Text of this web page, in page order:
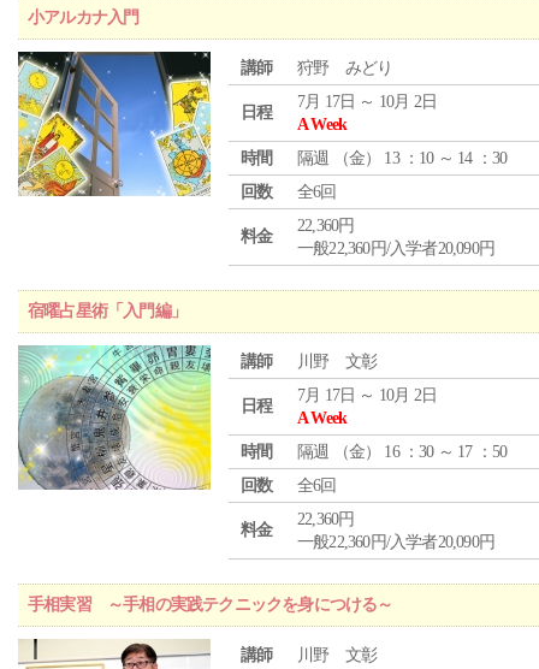
小アルカナ入門
講師 狩野 みどり
日程
7月 17日 ～ 10月 2日
A Week
時間
隔週 （金） 13 ：10 ～ 14 ：30
回数
全6回
料金
22,360円
一般22,360円/入学者20,090円
宿曜占星術「入門編」
講師 川野 文彰
日程
7月 17日 ～ 10月 2日
A Week
時間
隔週 （金） 16 ：30 ～ 17 ：50
回数
全6回
料金
22,360円
一般22,360円/入学者20,090円
手相実習 ～手相の実践テクニックを身につける～
講師 川野 文彰